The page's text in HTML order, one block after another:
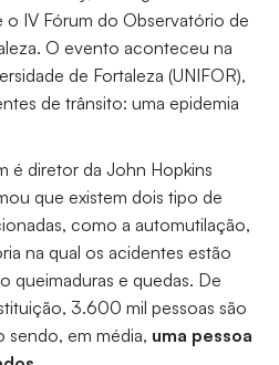
o IV Fórum do Observatório de
O evento aconteceu na
de Fortaleza (UNIFOR),
de trânsito: uma epidemia
é diretor da John Hopkins
que existem dois tipo de
como a automutilação,
na qual os acidentes estão
queimaduras e quedas. De
3.600 mil pessoas são
sendo, em média, uma pessoa